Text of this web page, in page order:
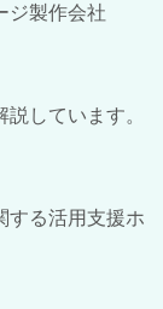
ジ製作会社
しています。
する活用支援ホ